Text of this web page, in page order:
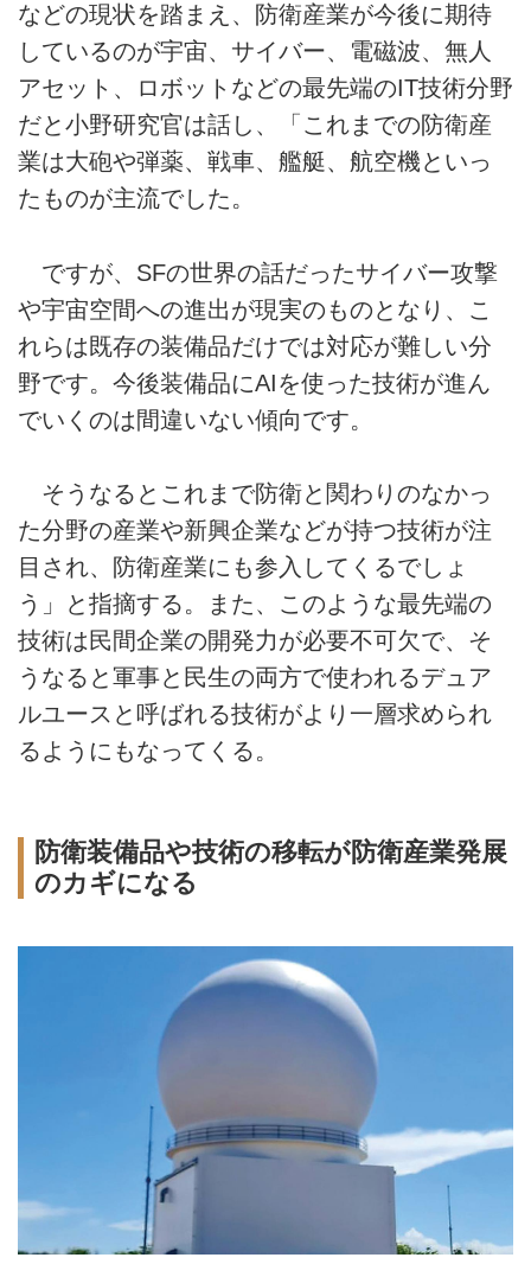
などの現状を踏まえ、防衛産業が今後に期待
しているのが宇宙、サイバー、電磁波、無人
アセット、ロボットなどの最先端のIT技術分野
だと小野研究官は話し、「これまでの防衛産
業は大砲や弾薬、戦車、艦艇、航空機といっ
たものが主流でした。
ですが、SFの世界の話だったサイバー攻撃
や宇宙空間への進出が現実のものとなり、こ
れらは既存の装備品だけでは対応が難しい分
野です。今後装備品にAIを使った技術が進ん
でいくのは間違いない傾向です。
そうなるとこれまで防衛と関わりのなかっ
た分野の産業や新興企業などが持つ技術が注
目され、防衛産業にも参入してくるでしょ
う」と指摘する。また、このような最先端の
技術は民間企業の開発力が必要不可欠で、そ
うなると軍事と民生の両方で使われるデュア
ルユースと呼ばれる技術がより一層求められ
るようにもなってくる。
防衛装備品や技術の移転が防衛産業発展
のカギになる